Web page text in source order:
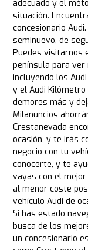
adecuado y el
situación.
concesionario
seminuevo, de
Puedes visitarnos
península para
incluyendo los
y el Audi
demores más y
Milanuncios
Crestanevada
ocasión, y te irás
negocio con tu
conocerte, y te
vayas con el
al menor coste
vehículo Audi de
Si has estado
busca de los
un concesionario